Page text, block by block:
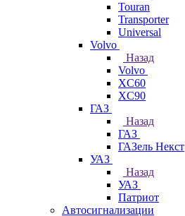
Touran
Transporter
Universal
Volvo
Назад
Volvo
XC60
XC90
ГАЗ
Назад
ГАЗ
ГАЗель Некст
УАЗ
Назад
УАЗ
Патриот
Автосигнализации